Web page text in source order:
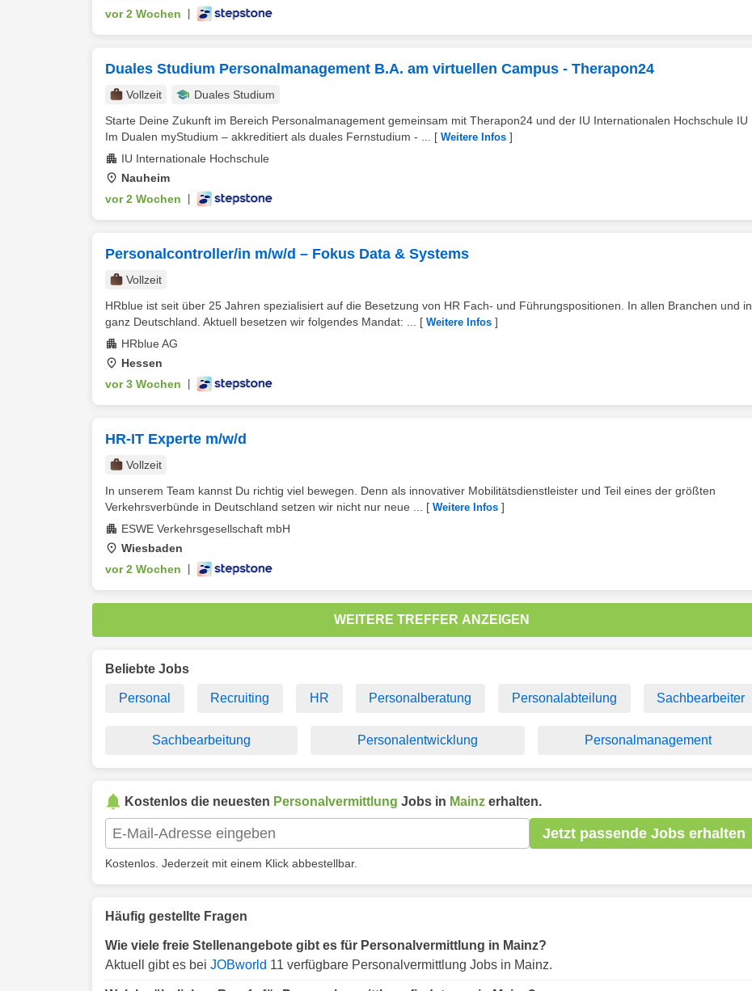
vor 2 Wochen
Duales Studium Personalmanagement B.A. am virtuellen Campus - Therapon24
Vollzeit
Duales Studium
Starte Deine Zukunft im Bereich Personalmanagement gemeinsam mit Therapon24 und der IU Internationalen Hochschule IU .
Im Dualen myStudium – akkreditiert als duales Fernstudium - ...
[ Weitere Infos ]
IU Internationale Hochschule
Nauheim
vor 2 Wochen
Personalcontroller/in m/w/d – Fokus Data & Systems
Vollzeit
HRblue ist seit über 25 Jahren spezialisiert auf die Besetzung von HR Fach- und Führungspositionen. In allen Branchen und in
ganz Deutschland. Aktuell besetzen wir folgendes Mandat: ...
[ Weitere Infos ]
HRblue AG
Hessen
vor 3 Wochen
HR-IT Experte m/w/d
Vollzeit
In unserem Team kannst Du richtig viel bewegen. Denn als innovativer Mobilitätsdienstleister und Teil eines der größten
Verkehrsverbünde in Deutschland setzen wir nicht nur neue ...
[ Weitere Infos ]
ESWE Verkehrsgesellschaft mbH
Wiesbaden
vor 2 Wochen
WEITERE TREFFER ANZEIGEN
Beliebte Jobs
Personal Recruiting HR Personalberatung Personalabteilung Sachbearbeiter
Sachbearbeitung Personalentwicklung Personalmanagement
Kostenlos die neuesten Personalvermittlung Jobs in Mainz erhalten.
Jetzt passende Jobs erhalten
Kostenlos. Jederzeit mit einem Klick abbestellbar.
Häufig gestellte Fragen
Wie viele freie Stellenangebote gibt es für Personalvermittlung in Mainz?
Aktuell gibt es bei JOBworld 11 verfügbare Personalvermittlung Jobs in Mainz.